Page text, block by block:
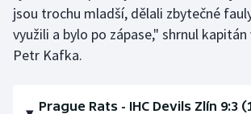
Moderní pětiboj
Motorsport
jsou trochu mladší, dělali zbytečné
využili a bylo po zápase," shrnul
Petr Kafka.
Prague Rats - IHC Devils Zlín 9:3